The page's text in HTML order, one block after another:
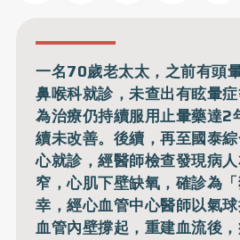
一名70歲老太太，之前有頭
鼻喉科就診，未查出有眩暈
為治療仍持續服用止暈藥達2
續未改善。後續，再至國泰
心就診，經醫師檢查發現病
窄，心肌下壁缺氧，確診為
幸，經心血管中心醫師以氣
血管內壁撐起，重建血流後